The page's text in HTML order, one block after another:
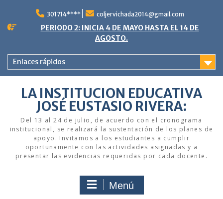
contenido
301714**** coljervichada2014@gmail.com
PERIODO 2: INICIA 4 DE MAYO HASTA EL 14 DE
AGOSTO.
Enlaces rápidos
LA INSTITUCION EDUCATIVA
JOSÉ EUSTASIO RIVERA:
Del 13 al 24 de julio, de acuerdo con el cronograma
institucional, se realizará la sustentación de los planes de
apoyo. Invitamos a los estudiantes a cumplir
oportunamente con las actividades asignadas y a
presentar las evidencias requeridas por cada docente.
Menú